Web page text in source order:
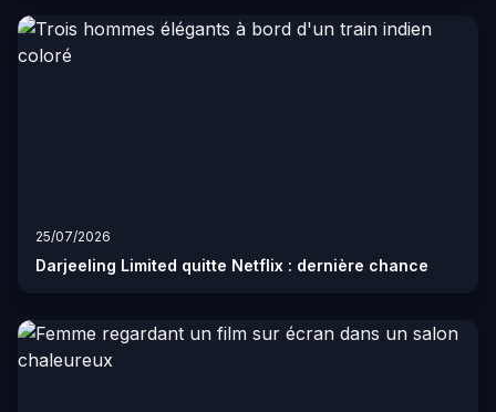
25/07/2026
Darjeeling Limited quitte Netflix : dernière chance